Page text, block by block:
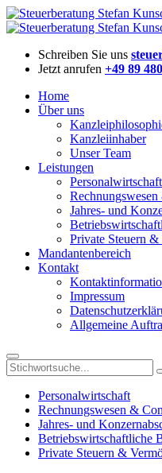
Schreiben Sie uns
Jetzt anrufen +49 89
Home
Über uns
Kanzleiinhaber
Unser Team
Leistungen
Personalwirtschaft
Jahres- und
Private Steuern &
Mandantenbereich
Kontakt
Impressum
Allgemeine
Personalwirtschaft
Rechnungswesen &
Jahres- und
Betriebswirtschaftliche
Private Steuern &